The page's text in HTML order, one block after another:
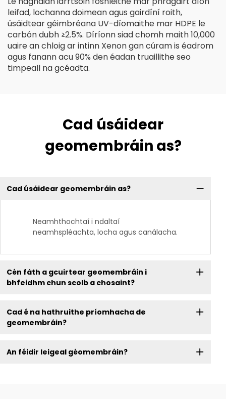
leifad, lochanna doimean agus gairdíní roith,
úsáidtear géimbréana UV-díomaithe mar HDPE le
carbón dubh ≥2.5%. Díríonn siad chomh maith 10,000
uaire an chloig ar intinn Xenon gan cúram is éadrom
agus fanann acu 90% den éadan truaillithe seo
timpeall na gcéadta.
Cad úsáidear
geomembráin as?
Cad úsáidear geomembráin as?
Neamhthochtaí i ndaltaí
neamhspléachta, locha agus canálacha.
Cén fáth a gcuirtear geomembráin i
bhfeidhm chun scolb a chosaint?
Cad é na hathruithe príomhacha de
geomembráin?
An féidir leigeal géomembráin?